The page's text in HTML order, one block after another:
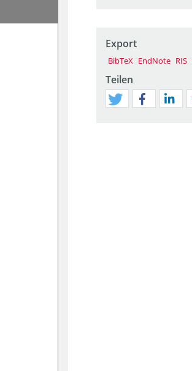
Export
BibTeX EndNote RIS
Teilen